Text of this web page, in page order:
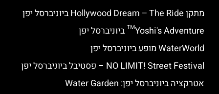
מתקן Hollywood Dream – The Ride ביוניברסל יפן
Yoshi's Adventure™ ביוניברסל יפן
WaterWorld מופע ביוניברסל יפן
NO LIMIT! Street Festival – פסטיבל ביוניברסל יפן
אטרקציה ביוניברסל יפן: Water Garden